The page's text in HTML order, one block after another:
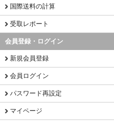
国際送料の計算
受取レポート
会員登録・ログイン
新規会員登録
会員ログイン
パスワード再設定
マイページ